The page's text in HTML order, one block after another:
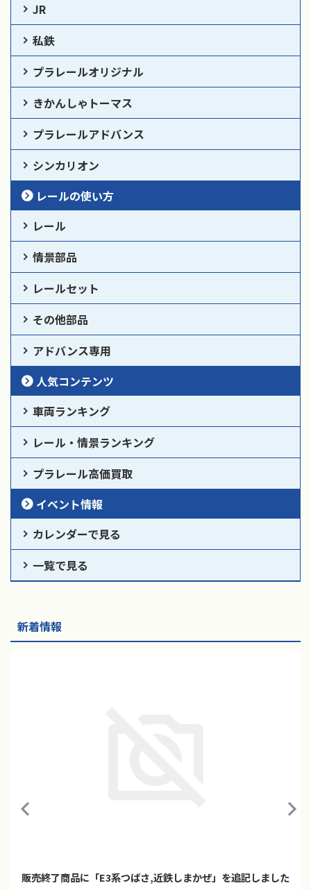
JR
私鉄
プラレールオリジナル
きかんしゃトーマス
プラレールアドバンス
シンカリオン
レールの使い方
レール
情景部品
レールセット
その他部品
アドバンス専用
人気コンテンツ
車両ランキング
レール・情景ランキング
プラレール高価買取
イベント情報
カレンダーで見る
一覧で見る
新着情報
販売終了商品に「E3系つばさ,近鉄しまかぜ」を追記しました